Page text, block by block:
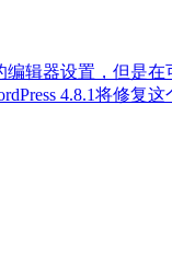
辑器设置，但是
4.8.1将修复